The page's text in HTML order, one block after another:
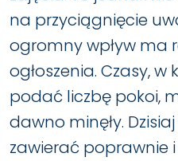
na przyciągnięcie
ogromny wpływ ma
ogłoszenia. Czasy,
podać liczbę pokoi,
dawno minęły.
zawierać poprawnie